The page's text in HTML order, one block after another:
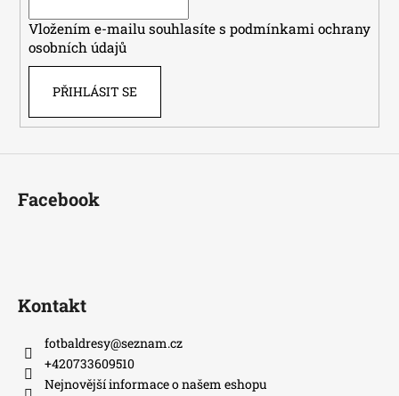
Vložením e-mailu souhlasíte s podmínkami ochrany
osobních údajů
PŘIHLÁSIT SE
Facebook
Kontakt
fotbaldresy@seznam.cz
+420733609510
Nejnovější informace o našem eshopu